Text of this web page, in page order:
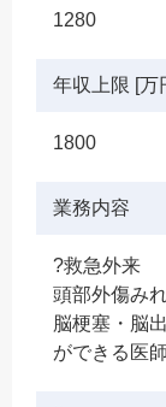
1280
年収上限 [万
1800
業務内容
?救急外来
頭部外傷み
脳梗塞・脳
ができる医